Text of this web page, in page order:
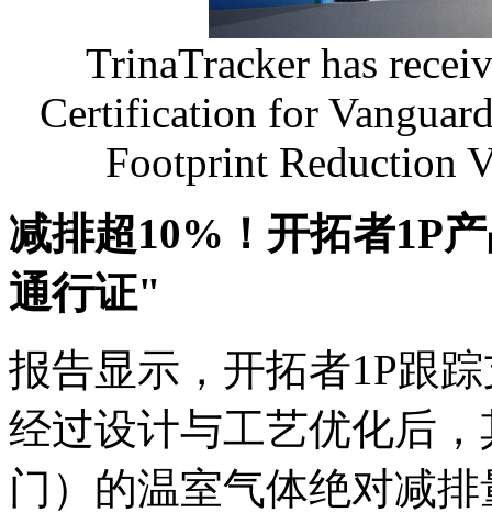
TrinaTracker has
Certification for
Footprint Reduction
减排超10%！开拓者1P
通行证"
报告显示，开拓者1P跟
经过设计与工艺优化后
门）的温室气体绝对减